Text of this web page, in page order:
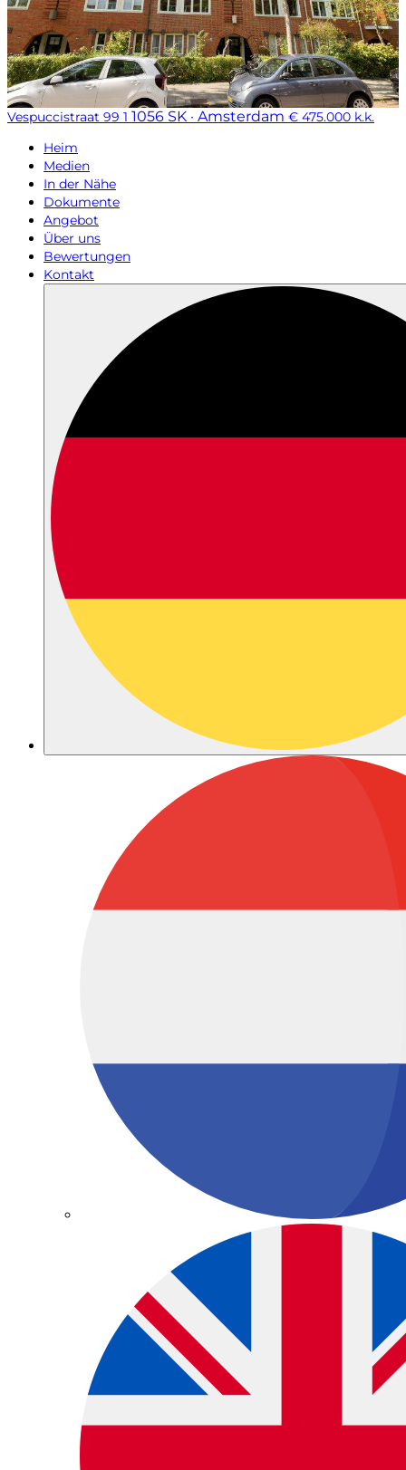
Vespuccistraat 99 1 1056 SK · Amsterdam € 475.000 k.k.
Heim
Medien
In der Nähe
Dokumente
Angebot
Über uns
Bewertungen
Kontakt